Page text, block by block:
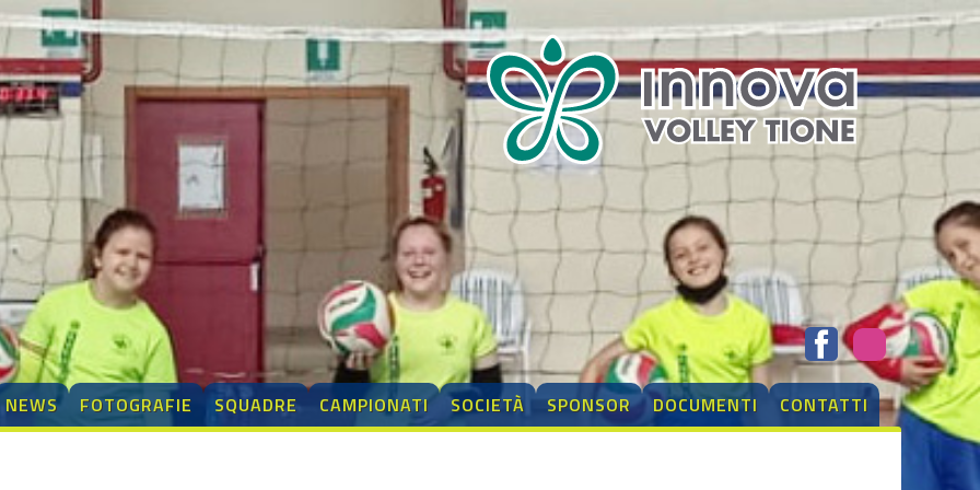
NEWS FOTOGRAFIE SQUADRE CAMPIONATI SOCIETÀ SPONSOR DOCUMENTI CONTATTI